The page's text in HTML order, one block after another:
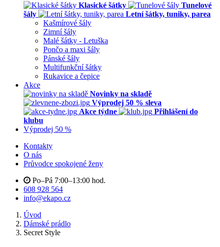
Klasické šátky
Tunelové
šály
Letní šátky, tuniky, parea
Kašmírové šály
Zimní šály
Malé šátky - Letuška
Pončo a maxi šály
Pánské šály
Multifunkční šátky
Rukavice a čepice
Akce
Novinky na skladě
Výprodej 50 % sleva
Akce týdne
Přihlášení do
klubu
Výprodej 50 %
Kontakty
O nás
Průvodce spokojené ženy
Po–Pá 7:00–13:00 hod.
608 928 564
info@ekapo.cz
Úvod
Dámské prádlo
Secret Style